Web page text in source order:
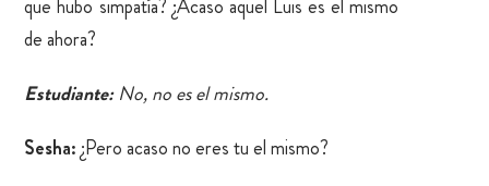
que hubo simpatía? ¿Acaso aquel Luis es el mismo
de ahora?
Estudiante:No, no es el mismo.
Sesha:¿Pero acaso no eres tu el mismo?